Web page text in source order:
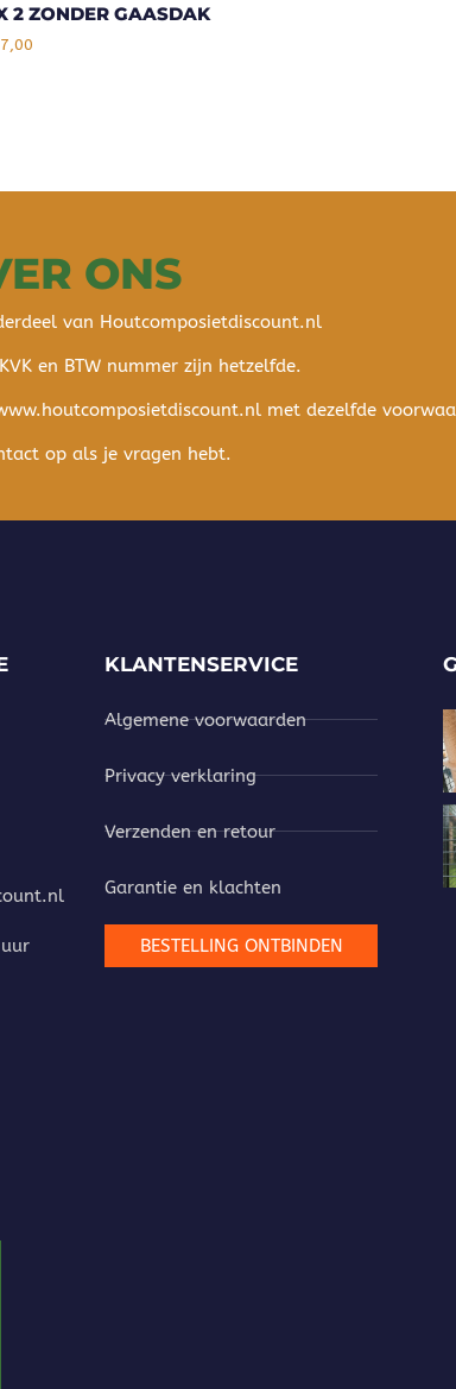
2 ZONDER GAASDAK
ONS
van Houtcomposietdiscount.nl
en BTW nummer zijn hetzelfde.
met dezelfde
op als je vragen hebt.
KLANTENSERVICE
Algemene voorwaarden
Privacy verklaring
Verzenden en retour
Garantie en klachten
BESTELLING ONTBINDEN